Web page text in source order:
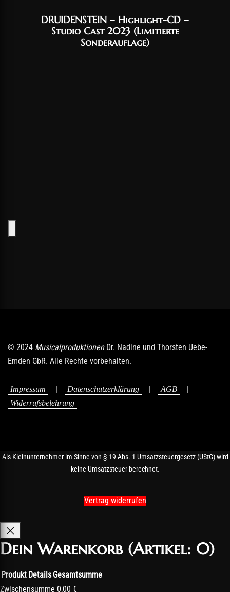
DRUIDENSTEIN – Highlight-CD –
Studio Cast 2023 (Limitierte
Sonderauflage)
© 2024 MusicalproduktionenDr. Nadine und Thorsten Uebe-
Emden GbR. Alle Rechte vorbehalten.
Impressum Datenschutzerklärung AGB
Widerrufsbelehrung
Als Kleinunternehmer im Sinne von § 19 Abs. 1 Umsatzsteuergesetz (UStG) wird
keine Umsatzsteuer berechnet.
Vertrag widerrufen
Dein Warenkorb (Artikel: 0)
Produkt Details Gesamtsumme
Zwischensumme 0,00 €